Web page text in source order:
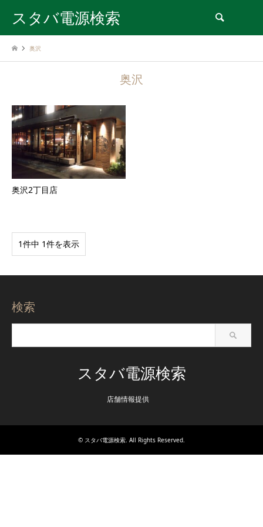
スタバ電源検索
奥沢
奥沢
奥沢2丁目店
1件中 1件を表示
検索
スタバ電源検索
店舗情報提供
© スタバ電源検索 . All Rights Reserved.